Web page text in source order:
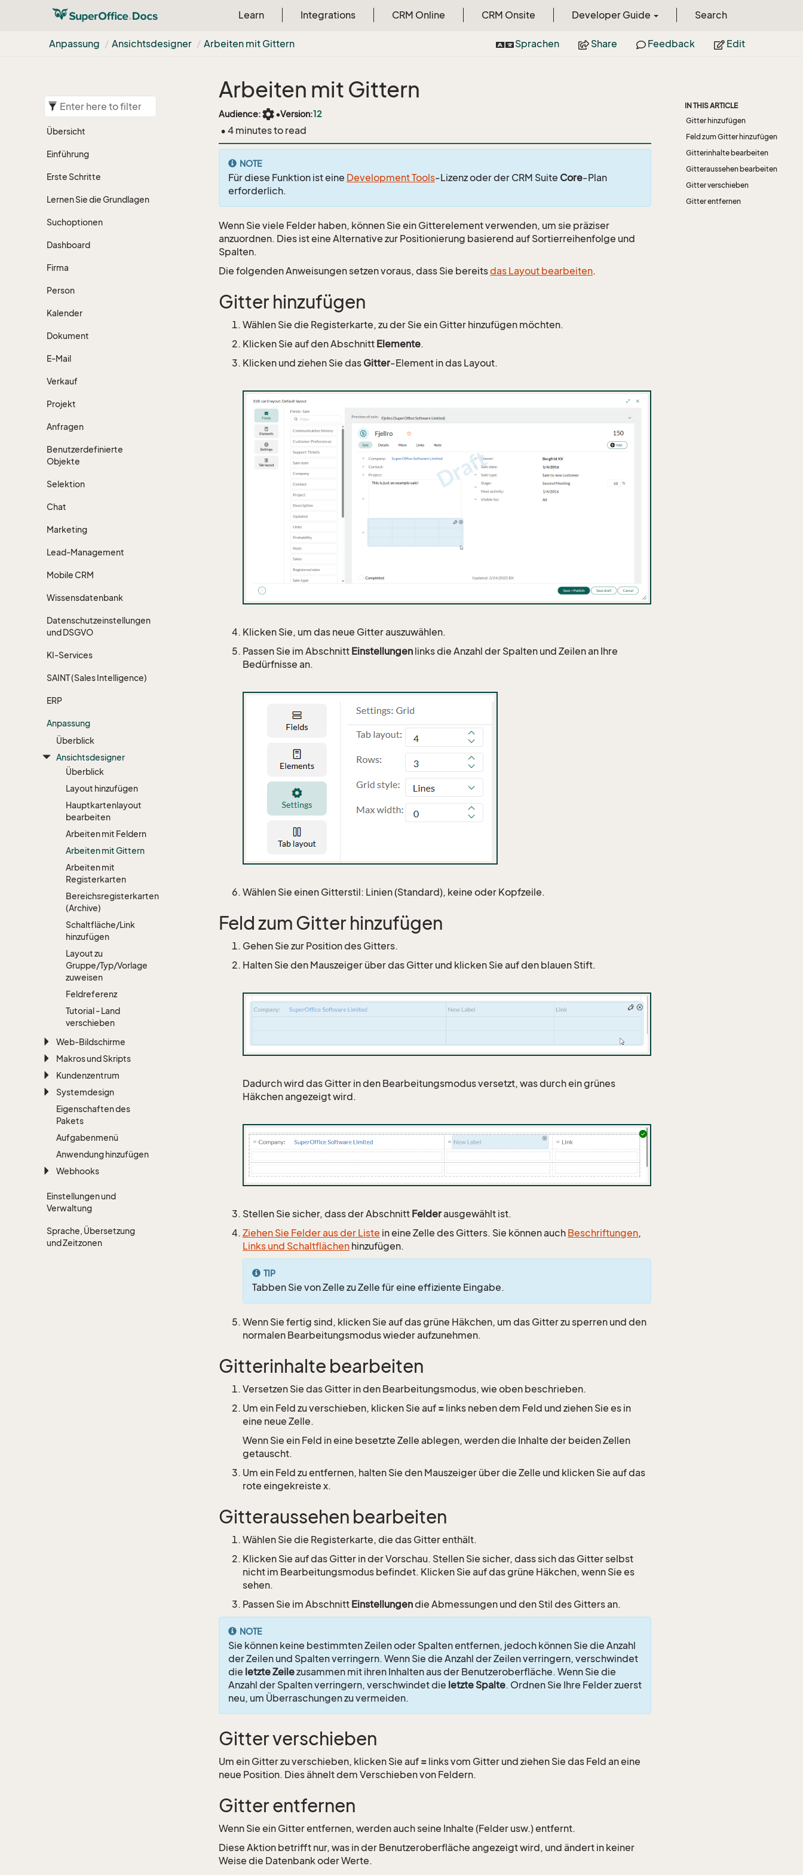
Learn Integrations CRM Online CRM Onsite Developer Guide Search
Anpassung Ansichtsdesigner Arbeiten mit Gittern Sprachen Share Feedback Edit
Übersicht
Einführung
Erste Schritte
Lernen Sie die Grundlagen
Suchoptionen
Dashboard
Firma
Person
Kalender
Dokument
E-Mail
Verkauf
Projekt
Anfragen
Benutzerdefinierte
Objekte
Selektion
Chat
Marketing
Lead-Management
Mobile CRM
Wissensdatenbank
Datenschutzeinstellungen
und DSGVO
KI-Services
SAINT (Sales Intelligence)
ERP
Anpassung
Überblick
Ansichtsdesigner
Überblick
Layout hinzufügen
Hauptkartenlayout
bearbeiten
Arbeiten mit Feldern
Arbeiten mit Gittern
Arbeiten mit
Registerkarten
Bereichsregisterkarten
(Archive)
Schaltfläche/Link
hinzufügen
Layout zu
Gruppe/Typ/Vorlage
zuweisen
Feldreferenz
Tutorial - Land
verschieben
Web-Bildschirme
Makros und Skripts
Kundenzentrum
Systemdesign
Eigenschaften des
Pakets
Aufgabenmenü
Anwendung hinzufügen
Webhooks
Einstellungen und
Verwaltung
Sprache, Übersetzung
und Zeitzonen
Arbeiten mit Gittern
Audience:settings•Version:12
• 4 minutes to read
NOTE
Für diese Funktion ist eine Development Tools-Lizenz oder der CRM Suite Core-Plan
erforderlich.
Wenn Sie viele Felder haben, können Sie ein Gitterelement verwenden, um sie präziser
anzuordnen. Dies ist eine Alternative zur Positionierung basierend auf Sortierreihenfolge und
Spalten.
Die folgenden Anweisungen setzen voraus, dass Sie bereitsdas Layout bearbeiten.
Gitter hinzufügen
Wählen Sie die Registerkarte, zu der Sie ein Gitter hinzufügen möchten.
Klicken Sie auf den Abschnitt Elemente.
Klicken und ziehen Sie das Gitter-Element in das Layout.
Klicken Sie, um das neue Gitter auszuwählen.
Passen Sie im Abschnitt Einstellungen links die Anzahl der Spalten und Zeilen an Ihre
Bedürfnisse an.
Wählen Sie einen Gitterstil: Linien (Standard), keine oder Kopfzeile.
Feld zum Gitter hinzufügen
Gehen Sie zur Position des Gitters.
Halten Sie den Mauszeiger über das Gitter und klicken Sie auf den blauen Stift.
Dadurch wird das Gitter in den Bearbeitungsmodus versetzt, was durch ein grünes
Häkchen angezeigt wird.
Stellen Sie sicher, dass der Abschnitt Felderausgewählt ist.
Ziehen Sie Felder aus der Liste in eine Zelle des Gitters. Sie können auch Beschriftungen,
Links und Schaltflächen hinzufügen.
TIP
Tabben Sie von Zelle zu Zelle für eine effiziente Eingabe.
Wenn Sie fertig sind, klicken Sie auf das grüne Häkchen, um das Gitter zu sperren und den
normalen Bearbeitungsmodus wieder aufzunehmen.
Gitterinhalte bearbeiten
Versetzen Sie das Gitter in den Bearbeitungsmodus, wie oben beschrieben.
Um ein Feld zu verschieben, klicken Sie auf = links neben dem Feld und ziehen Sie es in
eine neue Zelle.
Wenn Sie ein Feld in eine besetzte Zelle ablegen, werden die Inhalte der beiden Zellen
getauscht.
Um ein Feld zu entfernen, halten Sie den Mauszeiger über die Zelle und klicken Sie auf das
rote eingekreiste x.
Gitteraussehen bearbeiten
Wählen Sie die Registerkarte, die das Gitter enthält.
Klicken Sie auf das Gitter in der Vorschau. Stellen Sie sicher, dass sich das Gitter selbst
nicht im Bearbeitungsmodus befindet. Klicken Sie auf das grüne Häkchen, wenn Sie es
sehen.
Passen Sie im Abschnitt Einstellungendie Abmessungen und den Stil des Gitters an.
NOTE
Sie können keine bestimmten Zeilen oder Spalten entfernen, jedoch können Sie die Anzahl
der Zeilen und Spalten verringern. Wenn Sie die Anzahl der Zeilen verringern, verschwindet
die letzte Zeilezusammen mit ihren Inhalten aus der Benutzeroberfläche. Wenn Sie die
Anzahl der Spalten verringern, verschwindet die letzte Spalte. Ordnen Sie Ihre Felder zuerst
neu, um Überraschungen zu vermeiden.
Gitter verschieben
Um ein Gitter zu verschieben, klicken Sie auf = links vom Gitter und ziehen Sie das Feld an eine
neue Position. Dies ähnelt dem Verschieben von Feldern.
Gitter entfernen
Wenn Sie ein Gitter entfernen, werden auch seine Inhalte (Felder usw.) entfernt.
Diese Aktion betrifft nur, was in der Benutzeroberfläche angezeigt wird, und ändert in keiner
Weise die Datenbank oder Werte.
IN THIS ARTICLE
Gitter hinzufügen
Feld zum Gitter hinzufügen
Gitterinhalte bearbeiten
Gitteraussehen bearbeiten
Gitter verschieben
Gitter entfernen